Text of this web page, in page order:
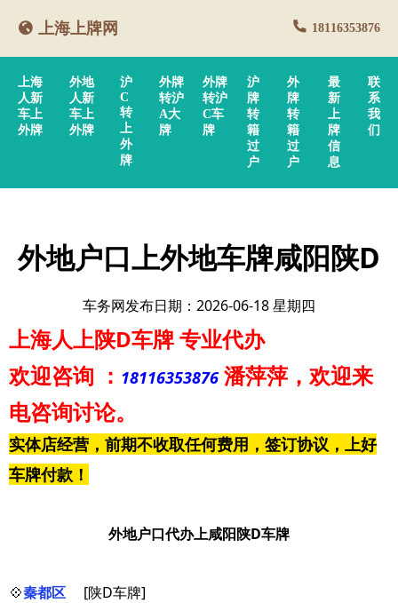
上海上牌网 18116353876
上海
人新
车上
外牌
外地
人新
车上
外牌
沪
C
转
上
外
牌
外牌
转沪
A大
牌
外牌
转沪
C车
牌
沪
牌
转
籍
过
户
外
牌
转
籍
过
户
最
新
上
牌
信
息
联
系
我
们
外地户口上外地车牌咸阳陕D
车务网发布日期：2026-06-18 星期四
上海人上陕D车牌专业代办
欢迎咨询 ： 18116353876 潘萍萍 ，欢迎来
电咨询讨论。
实体店经营，前期不收取任何费用，签订协议，上好
车牌付款！
外地户口代办上咸阳陕D车牌
💠秦都区
[陕D车牌]